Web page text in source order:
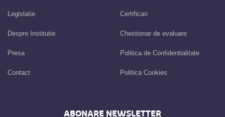
Legislatie
Despre Institutie
Presa
Contact
Certificari
Chestionar de evaluare
Politica de Confidentialitate
Politica Cookies
ABONARE NEWSLETTER